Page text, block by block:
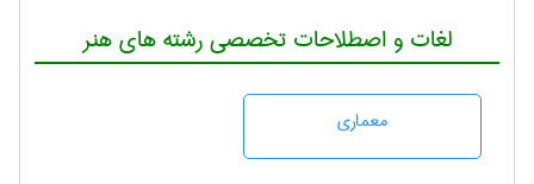
لغات و اصطلاحات تخصصی رشته های هنر
معماری